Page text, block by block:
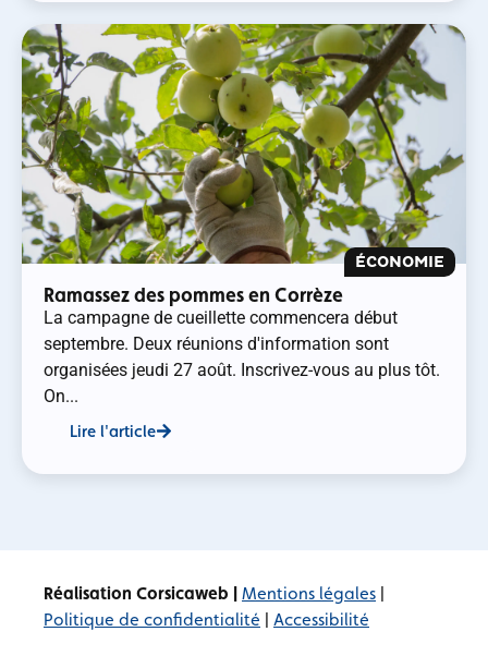
ÉCONOMIE
Ramassez des pommes en Corrèze
La campagne de cueillette commencera début
septembre. Deux réunions d'information sont
organisées jeudi 27 août. Inscrivez-vous au plus tôt.
On...
Lire l'article
Réalisation Corsicaweb | Mentions légales |
Politique de confidentialité | Accessibilité